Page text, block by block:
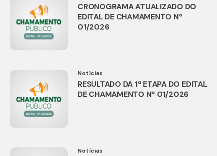
CRONOGRAMA ATUALIZADO DO
EDITAL DE CHAMAMENTO Nº
01/2026
Notícias
RESULTADO DA 1ª ETAPA DO EDITAL
DE CHAMAMENTO Nº 01/2026
Notícias